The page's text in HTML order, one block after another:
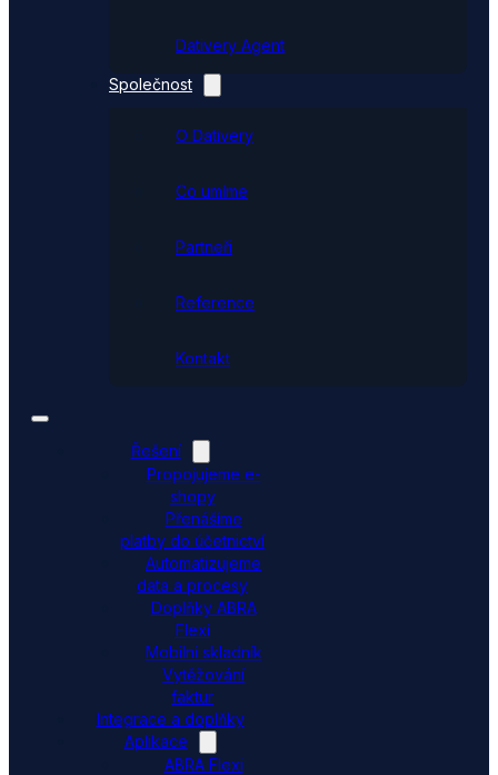
Dativery Agent
Společnost
O Dativery
Co umíme
Partneři
Reference
Kontakt
Řešení
Propojujeme e-
shopy
Přenášíme
platby do účetnictví
Automatizujeme
data a procesy
Doplňky ABRA
Flexi
Mobilní skladník
Vytěžování
faktur
Integrace a doplňky
Aplikace
ABRA Flexi